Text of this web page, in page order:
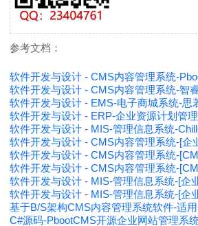
参考文档：
软件开发与设计 - CMS内容管理系统-
软件开发与设计 - CMS内容管理系统-智
软件开发与设计 - EMS-电子商城系统-思
软件开发与设计 - ERP-企业资源计划管
软件开发与设计 - MIS-管理信息系统-
软件开发与设计 - CMS内容管理系统-[
软件开发与设计 - CMS内容管理系统-
软件开发与设计 - CMS内容管理系统-
软件开发与设计 - MIS-管理信息系统-[企
软件开发与设计 - MIS-管理信息系统-[企
基于B/S架构CMS内容管理系统软件-适
C#源码-PbootCMS开源企业网站管理系